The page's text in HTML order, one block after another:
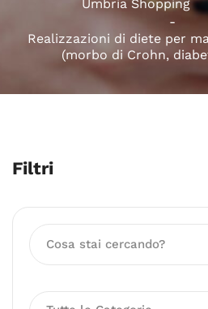
Umbria Shopping
Realizzazioni di diete per
(morbo di Crohn,
Filtri